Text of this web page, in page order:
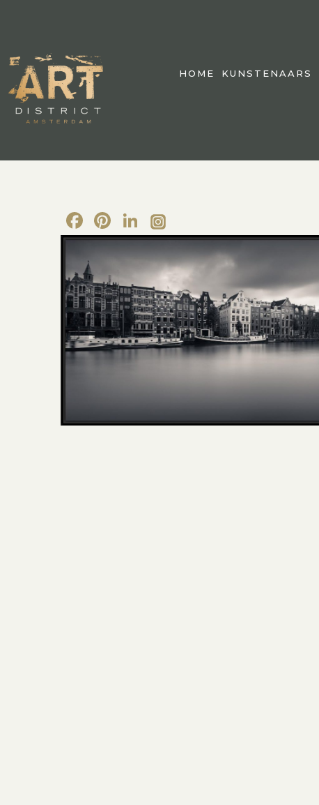
HOME KUNSTENAARS
Facebook
Pinterest
LinkedIn